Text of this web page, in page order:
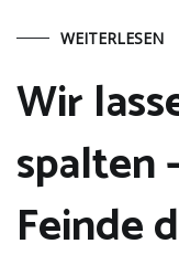
WEITERLESEN
Wir
spalten
Feinde